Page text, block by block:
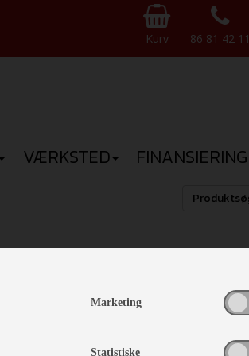
Kurv 86 81 42 11
VÆRKSTED FINANSIERING
Marketing
Statistiske